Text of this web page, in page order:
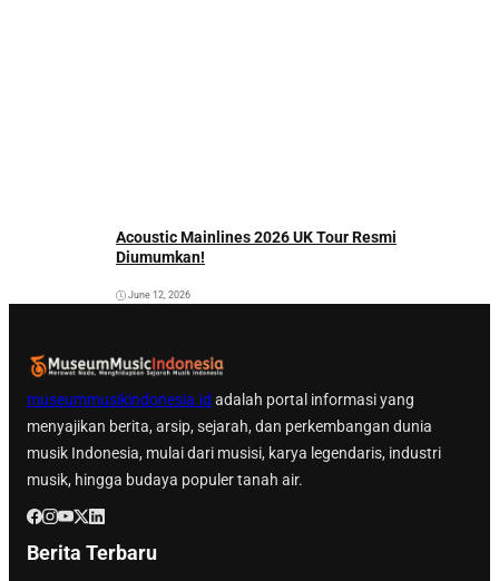
Acoustic Mainlines 2026 UK Tour Resmi
Diumumkan!
June 12, 2026
museummusikindonesia.id adalah portal informasi yang
menyajikan berita, arsip, sejarah, dan perkembangan dunia
musik Indonesia, mulai dari musisi, karya legendaris, industri
musik, hingga budaya populer tanah air.
Berita Terbaru